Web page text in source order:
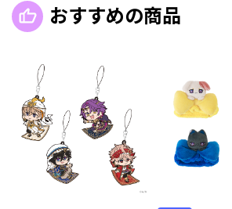
おすすめの商品